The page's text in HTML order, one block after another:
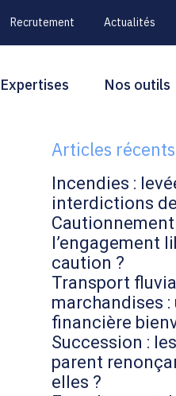
Recrutement Actualités
Nos outils
Blog
Rechercher
Articles récents
Incendies :
interdictions
l’engagement
caution ?
Transport
marchandises :
financière
Succession :
parent
elles ?